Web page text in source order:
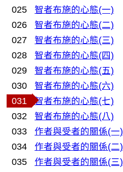
025 智者布施的心態(一)
026
智者布施的心態(二)
027
智者布施的心態(三)
028
智者布施的心態(四)
029
智者布施的心態(五)
030
智者布施的心態(六)
031
智者布施的心態(七)
032
智者布施的心態(八)
033
作者與受者的關係(一)
034
作者與受者的關係(二)
035
作者與受者的關係(三)